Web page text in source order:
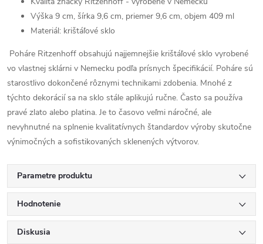
Výška 9 cm, šírka 9,6 cm, priemer 9,6 cm, objem 409 ml
Materiál: krištáľové sklo
Poháre Ritzenhoff obsahujú najjemnejšie krištáľové sklo vyrobené
vo vlastnej sklárni v Nemecku podľa prísnych špecifikácií. Poháre sú
starostlivo dokončené rôznymi technikami zdobenia. Mnohé z
týchto dekorácií sa na sklo stále aplikujú ručne. Často sa používa
pravé zlato alebo platina. Je to časovo veľmi náročné, ale
nevyhnutné na splnenie kvalitatívnych štandardov výroby skutočne
výnimočných a sofistikovaných sklenených výtvorov.
Parametre produktu
Hodnotenie
Diskusia